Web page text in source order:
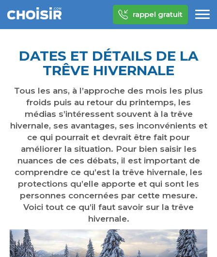
rappel gratuit
DATES ET DÉTAILS DE LA
TRÊVE HIVERNALE
Tous les ans, à l’approche des mois les plus
froids puis au retour du printemps, les
médias s’intéressent souvent à la trêve
hivernale, ses avantages, ses inconvénients et
ce qui pourrait et devrait être fait pour
améliorer la situation. Pour bien saisir les
nuances de ces débats, il est important de
comprendre ce qu’est la trêve hivernale, les
protections qu’elle apporte et qui sont les
personnes concernées par cette mesure.
Voici tout ce qu’il faut savoir sur la trêve
hivernale.